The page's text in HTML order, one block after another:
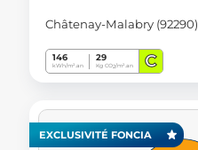
Châtenay-Malabry (92290)
146
kWh/m².an
29
Kg CO2/m².an C
EXCLUSIVITÉ FONCIA